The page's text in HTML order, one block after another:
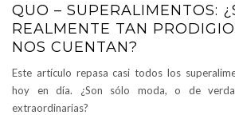
QUO – SUPERALIMENTOS:
REALMENTE TAN
NOS CUENTAN?
Este artículo repasa casi todos los
hoy en día. ¿Son sólo moda, o de
extraordinarias?